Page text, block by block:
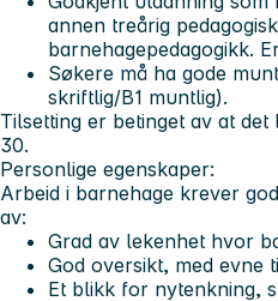
annen treårig
barnehagepedagogikk.
Søkere må ha gode
skriftlig/B1 muntlig).
Tilsetting er betinget av at
30.
Personlige egenskaper:
Arbeid i barnehage krever
av:
Grad av lekenhet hvor
God oversikt, med evne
Et blikk for nytenkning,